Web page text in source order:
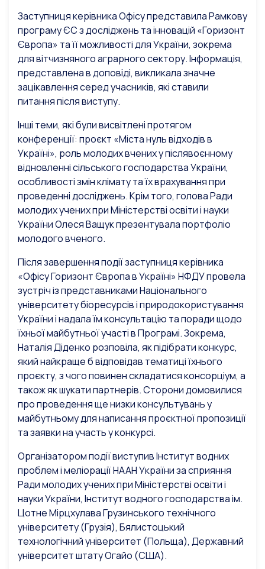
Заступниця керівника Офісу представила Рамкову
програму ЄС з досліджень та інновацій «Горизонт
Європа» та її можливості для України, зокрема
для вітчизняного аграрного сектору. Інформація,
представлена в доповіді, викликала значне
зацікавлення серед учасників, які ставили
питання після виступу.
Інші теми, які були висвітлені протягом
конференції: проєкт «Міста нуль відходів в
Україні», роль молодих вчених у післявоєнному
відновленні сільського господарства України,
особливості змін клімату та їх врахування при
проведенні досліджень. Крім того, голова Ради
молодих учених при Міністерстві освіти і науки
України Олеся Ващук презентувала портфоліо
молодого вченого.
Після завершення події заступниця керівника
«Офісу Горизонт Європа в Україні» НФДУ провела
зустріч із представниками Національного
університету біоресурсів і природокористування
України і надала їм консультацію та поради щодо
їхньої майбутньої участі в Програмі. Зокрема,
Наталія Діденко розповіла, як підібрати конкурс,
який найкраще б відповідав тематиці їхнього
проєкту, з чого повинен складатися консорціум, а
також як шукати партнерів. Сторони домовилися
про проведення ще низки консультувань у
майбутньому для написання проєктної пропозиції
та заявки на участь у конкурсі.
Організатором події виступив Інститут водних
проблем і меліорації НААН України за сприяння
Ради молодих учених при Міністерстві освіти і
науки України, Інститут водного господарства ім.
Цотне Мірцхулава Грузинського технічного
університету (Грузія), Бялистоцький
технологічний університет (Польща), Державний
університет штату Огайо (США).